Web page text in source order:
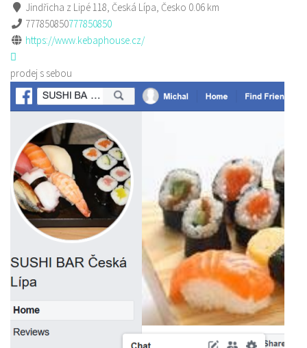
Jindřicha z Lipé 118, Česká Lípa, Česko 0.06 km
777850850777850850
https://www.kebaphouse.cz/
prodej s sebou